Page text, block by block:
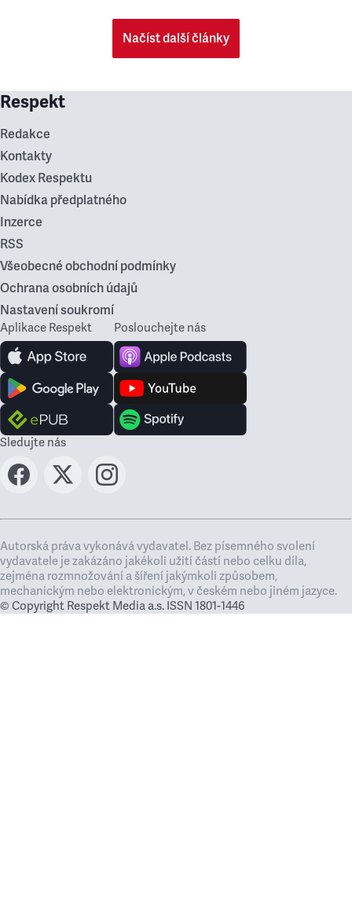
Načíst další články
Respekt
Redakce
Kontakty
Kodex Respektu
Nabídka předplatného
Inzerce
RSS
Všeobecné obchodní podmínky
Ochrana osobních údajů
Nastavení soukromí
Aplikace Respekt Poslouchejte nás
Sledujte nás
Autorská práva vykonává vydavatel. Bez písemného svolení
vydavatele je zakázáno jakékoli užití částí nebo celku díla,
zejména rozmnožování a šíření jakýmkoli způsobem,
mechanickým nebo elektronickým, v českém nebo jiném jazyce.
© Copyright Respekt Media a.s. ISSN 1801-1446